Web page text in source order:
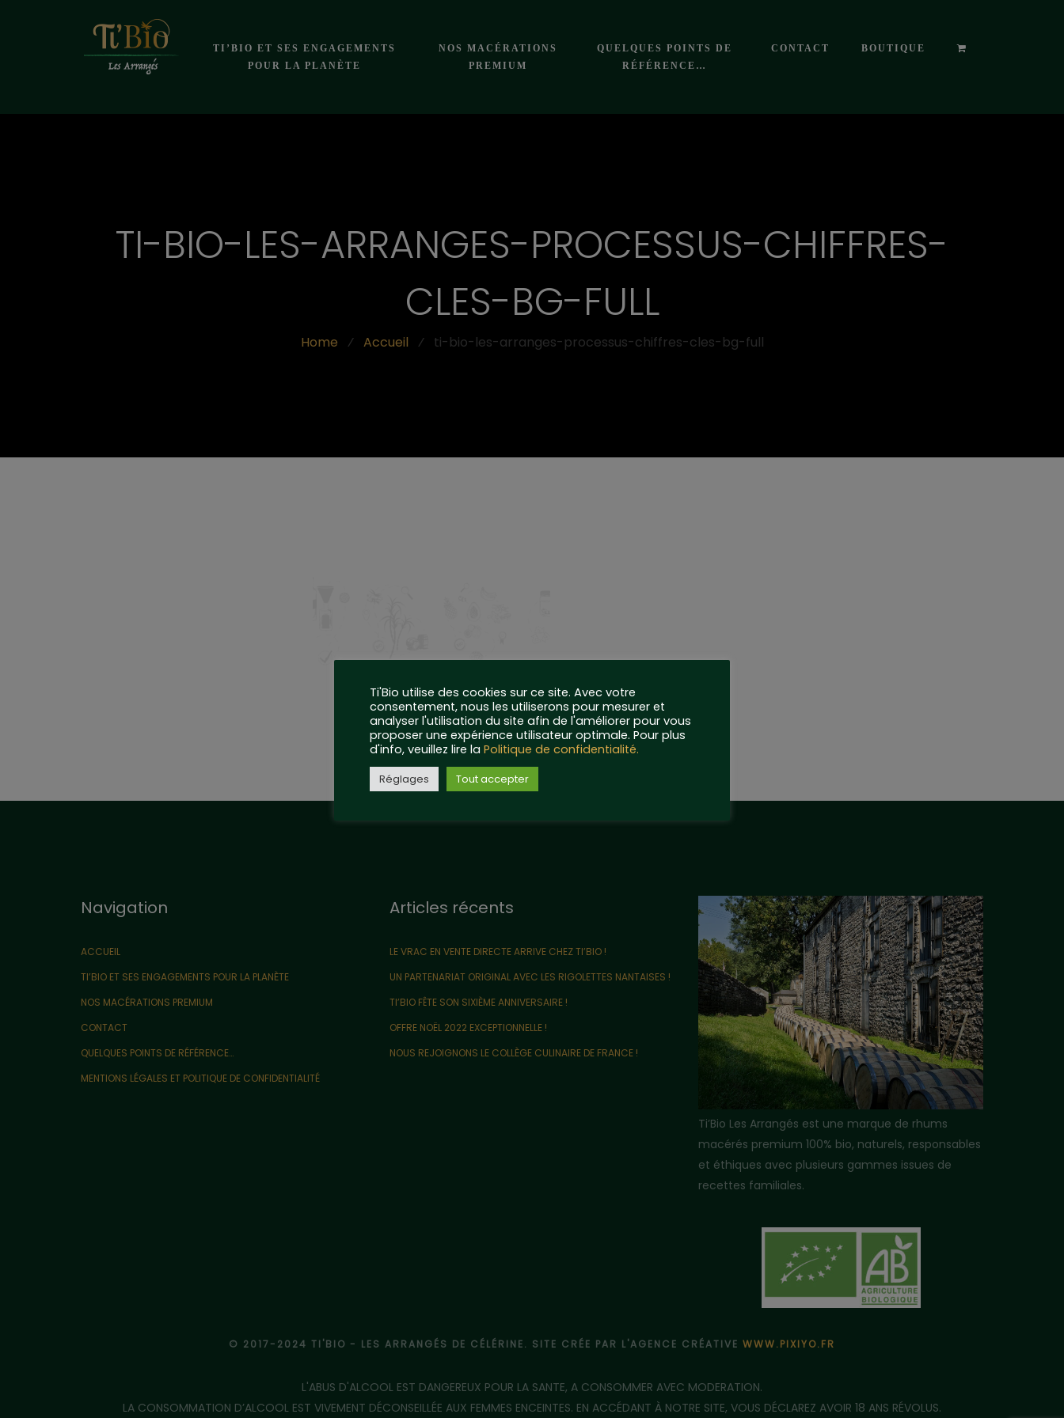
TI’BIO ET SES ENGAGEMENTS
POUR LA PLANÈTE
NOS MACÉRATIONS
PREMIUM
QUELQUES POINTS DE
RÉFÉRENCE…
CONTACT BOUTIQUE
TI-BIO-LES-ARRANGES-PROCESSUS-CHIFFRES-
CLES-BG-FULL
Home ⁄ Accueil ⁄ ti-bio-les-arranges-processus-chiffres-cles-bg-full
Navigation
ACCUEIL
TI’BIO ET SES ENGAGEMENTS POUR LA PLANÈTE
NOS MACÉRATIONS PREMIUM
CONTACT
QUELQUES POINTS DE RÉFÉRENCE…
MENTIONS LÉGALES ET POLITIQUE DE CONFIDENTIALITÉ
Articles récents
LE VRAC EN VENTE DIRECTE ARRIVE CHEZ TI’BIO !
UN PARTENARIAT ORIGINAL AVEC LES RIGOLETTES NANTAISES !
TI’BIO FÊTE SON SIXIÈME ANNIVERSAIRE !
OFFRE NOËL 2022 EXCEPTIONNELLE !
NOUS REJOIGNONS LE COLLÈGE CULINAIRE DE FRANCE !
Ti’Bio Les Arrangés est une marque de rhums
macérés premium 100% bio, naturels, responsables
et éthiques avec plusieurs gammes issues de
recettes familiales.
© 2017-2024 TI'BIO - LES ARRANGÉS DE CÉLÉRINE. SITE CRÉE PAR L'AGENCE CRÉATIVE WWW.PIXIYO.FR
L'ABUS D'ALCOOL EST DANGEREUX POUR LA SANTE, A CONSOMMER AVEC MODERATION.
LA CONSOMMATION D’ALCOOL EST VIVEMENT DÉCONSEILLÉE AUX FEMMES ENCEINTES. EN ACCÉDANT À NOTRE SITE, VOUS DÉCLAREZ AVOIR 18 ANS RÉVOLUS.
Ti'Bio utilise des cookies sur ce site. Avec votre
consentement, nous les utiliserons pour mesurer et
analyser l'utilisation du site afin de l'améliorer pour vous
proposer une expérience utilisateur optimale. Pour plus
d'info, veuillez lire la Politique de confidentialité.
Réglages Tout accepter